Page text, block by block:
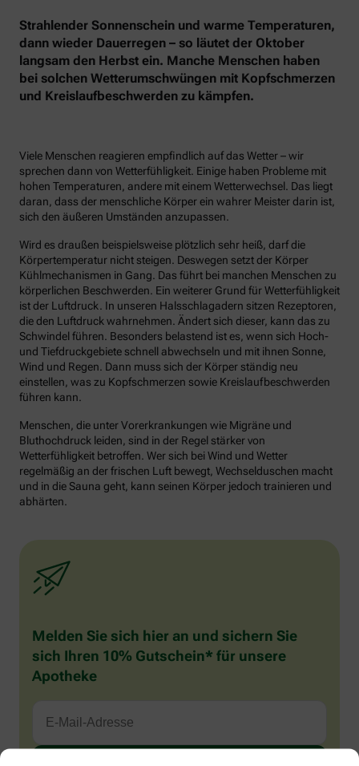
Strahlender Sonnenschein und warme Temperaturen,
dann wieder Dauerregen – so läutet der Oktober
langsam den Herbst ein. Manche Menschen haben
bei solchen Wetterumschwüngen mit Kopfschmerzen
und Kreislaufbeschwerden zu kämpfen.
Viele Menschen reagieren empfindlich auf das Wetter – wir
sprechen dann von Wetterfühligkeit. Einige haben Probleme mit
hohen Temperaturen, andere mit einem Wetterwechsel. Das liegt
daran, dass der menschliche Körper ein wahrer Meister darin ist,
sich den äußeren Umständen anzupassen.
Wird es draußen beispielsweise plötzlich sehr heiß, darf die
Körpertemperatur nicht steigen. Deswegen setzt der Körper
Kühlmechanismen in Gang. Das führt bei manchen Menschen zu
körperlichen Beschwerden. Ein weiterer Grund für Wetterfühligkeit
ist der Luftdruck. In unseren Halsschlagadern sitzen Rezeptoren,
die den Luftdruck wahrnehmen. Ändert sich dieser, kann das zu
Schwindel führen. Besonders belastend ist es, wenn sich Hoch-
und Tiefdruckgebiete schnell abwechseln und mit ihnen Sonne,
Wind und Regen. Dann muss sich der Körper ständig neu
einstellen, was zu Kopfschmerzen sowie Kreislaufbeschwerden
führen kann.
Menschen, die unter Vorerkrankungen wie Migräne und
Bluthochdruck leiden, sind in der Regel stärker von
Wetterfühligkeit betroffen. Wer sich bei Wind und Wetter
regelmäßig an der frischen Luft bewegt, Wechselduschen macht
und in die Sauna geht, kann seinen Körper jedoch trainieren und
abhärten.
Melden Sie sich hier an und sichern Sie
sich Ihren 10% Gutschein* für unsere
Apotheke